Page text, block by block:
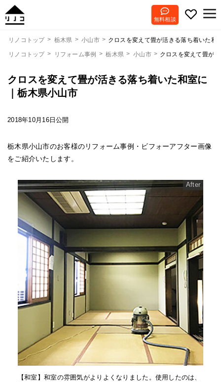
無料相談
リノコトップ 栃木県 小山市 クロスを変えて畳が活きる落ち着いた和
リノコトップ リフォーム事例 栃木県 小山市 クロスを変えて畳が
クロスを変えて畳が活きる落ち着いた和室に
｜栃木県小山市
2018年10月16日公開
栃木県小山市のお客様のリフォーム事例・ビフォーアフター画像
をご紹介いたします。
After
【和室】和室の雰囲気がよりよくなりました。使用したのは、